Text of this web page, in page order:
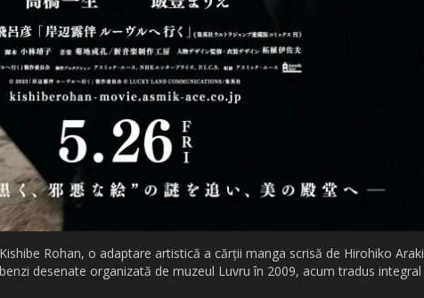
Rohan, o adaptare artistică a cărții manga scrisă de Hirohiko Araki
desenate organizată de muzeul Luvru în 2009, acum tradus integral